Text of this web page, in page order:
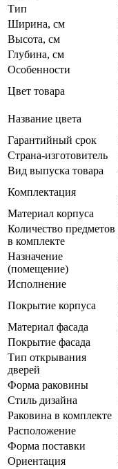
Тип
Ширина, см
Высота, см
Глубина, см
Особенности
Цвет товара
Название цвета
Гарантийный срок
Страна-изготовитель
Вид выпуска товара
Комплектация
Материал корпуса
Количество предметов
в комплекте
Назначение
(помещение)
Исполнение
Покрытие корпуса
Материал фасада
Покрытие фасада
Тип открывания
дверей
Форма раковины
Стиль дизайна
Раковина в комплекте
Расположение
Форма поставки
Ориентация